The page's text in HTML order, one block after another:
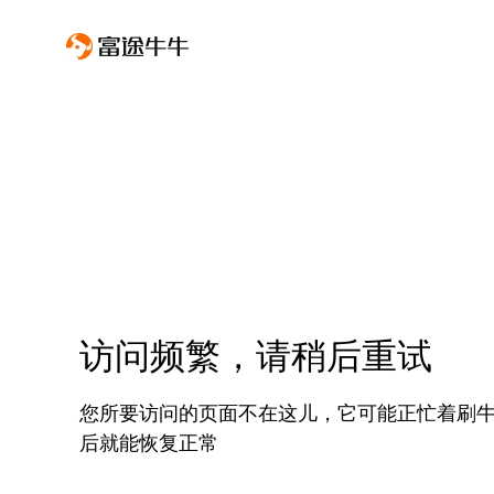
访问频繁，请稍后重试
您所要访问的页面不在这儿，它可能正忙着刷
后就能恢复正常